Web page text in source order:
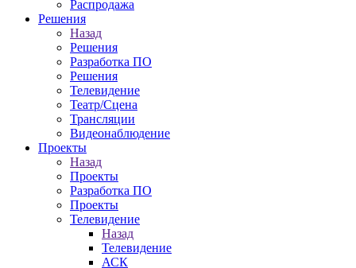
Распродажа
Решения
Назад
Решения
Разработка ПО
Решения
Телевидение
Театр/Сцена
Трансляции
Видеонаблюдение
Проекты
Назад
Проекты
Разработка ПО
Проекты
Телевидение
Назад
Телевидение
АСК